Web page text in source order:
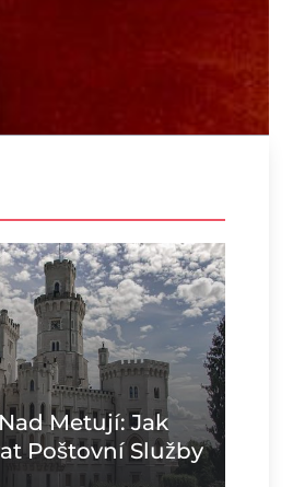
Metují: Jak
Poštovní Služby